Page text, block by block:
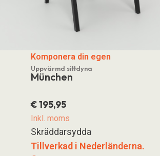
Komponera din egen
Uppvärmd sittdyna
München
€195,95
Inkl. moms
Skräddarsydda
Tillverkad i Nederländerna.